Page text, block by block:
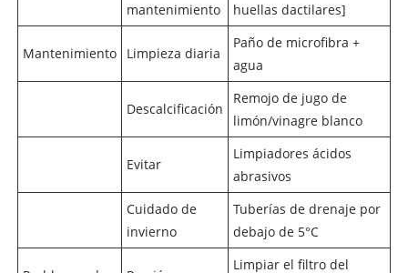
mantenimiento
huellas dactilares]
Mantenimiento Limpieza diaria
Paño de microfibra +
agua
Descalcificación
Remojo de jugo de
limón/vinagre blanco
Evitar
Limpiadores ácidos
abrasivos
Cuidado de
invierno
Tuberías de drenaje por
debajo de 5°C
Limpiar el filtro del